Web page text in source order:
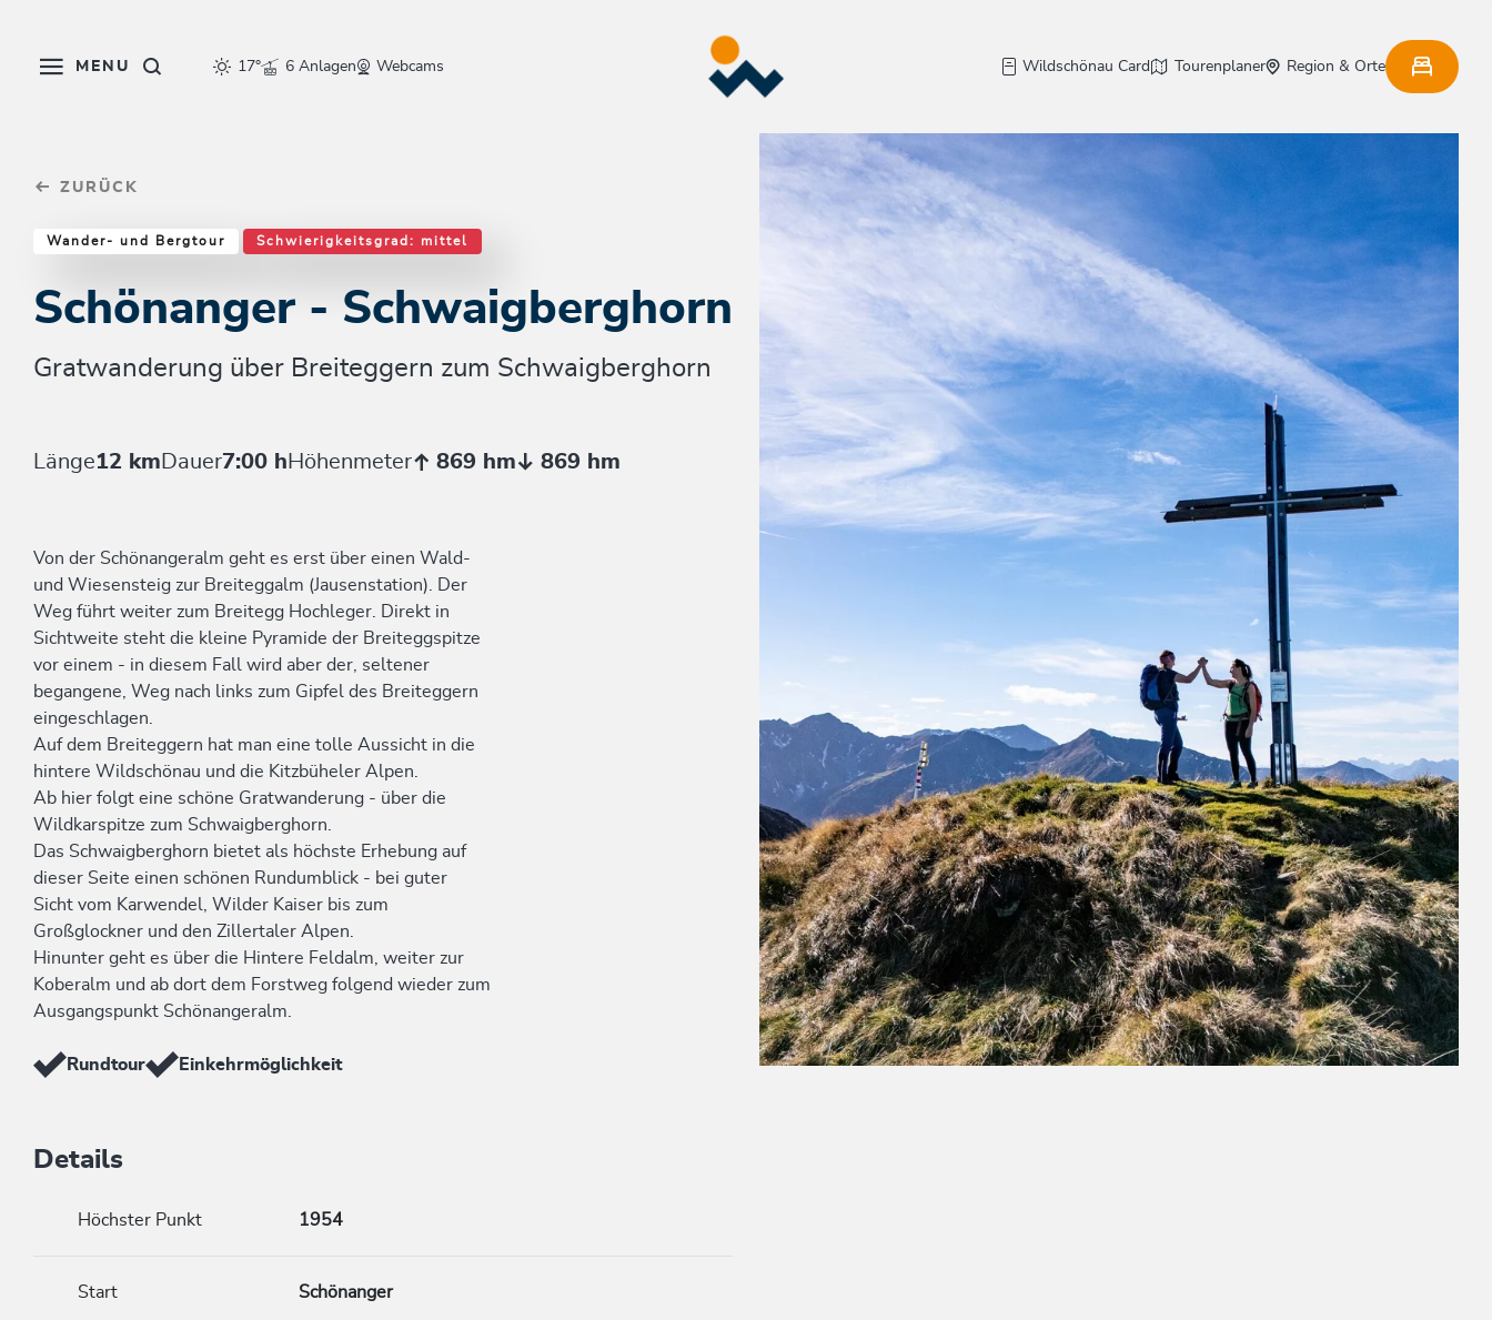
MENU 17° 6 Anlagen Webcams Wildschönau Card Tourenplaner Region & Orte
ZURÜCK
Wander- und Bergtour Schwierigkeitsgrad: mittel
Schönanger - Schwaigberghorn
Gratwanderung über Breiteggern zum Schwaigberghorn
Länge12 km Dauer7:00 h Höhenmeter 869 hm 869 hm
Von der Schönangeralm geht es erst über einen Wald-
und Wiesensteig zur Breiteggalm (Jausenstation). Der
Weg führt weiter zum Breitegg Hochleger. Direkt in
Sichtweite steht die kleine Pyramide der Breiteggspitze
vor einem - in diesem Fall wird aber der, seltener
begangene, Weg nach links zum Gipfel des Breiteggern
eingeschlagen.
Auf dem Breiteggern hat man eine tolle Aussicht in die
hintere Wildschönau und die Kitzbüheler Alpen.
Ab hier folgt eine schöne Gratwanderung - über die
Wildkarspitze zum Schwaigberghorn.
Das Schwaigberghorn bietet als höchste Erhebung auf
dieser Seite einen schönen Rundumblick - bei guter
Sicht vom Karwendel, Wilder Kaiser bis zum
Großglockner und den Zillertaler Alpen.
Hinunter geht es über die Hintere Feldalm, weiter zur
Koberalm und ab dort dem Forstweg folgend wieder zum
Ausgangspunkt Schönangeralm.
Rundtour Einkehrmöglichkeit
Details
Höchster Punkt 1954
Start Schönanger